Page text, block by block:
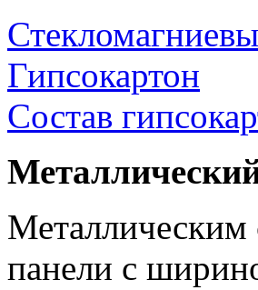
Гипсокартон
Состав
Металлическим
панели с